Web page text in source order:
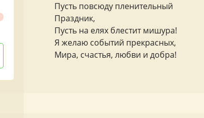
Пусть повсюду пленительный
Праздник,
Пусть на елях блестит мишура!
Я желаю событий прекрасных,
Мира, счастья, любви и добра!